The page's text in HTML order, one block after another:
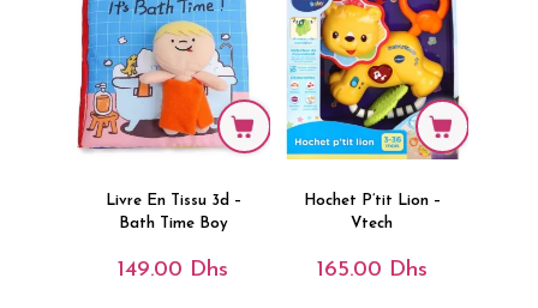
Livre En Tissu 3d –
Bath Time Boy
149.00 Dhs
Hochet P’tit Lion –
Vtech
165.00 Dhs